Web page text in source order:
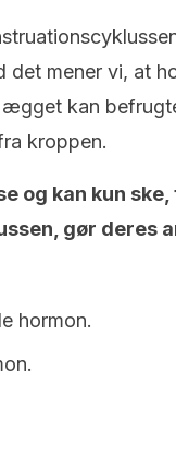
mener vi, at
kan
kroppen.
og kan kun
gør deres
hormon.